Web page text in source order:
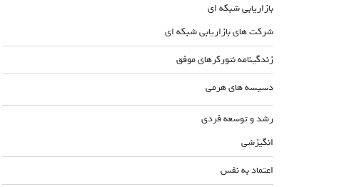
بازاریابی شبکه ای
شرکت های بازاریابی شبکه ای
زندگینامه نتورکرهای موفق
دسیسه های هرمی
رشد و توسعه فردی
انگیزشی
اعتماد به نفس